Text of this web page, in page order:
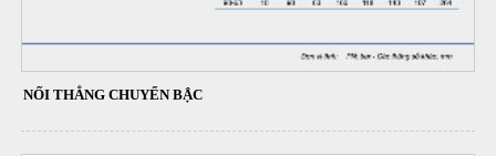
NỐI THẲNG CHUYỂN BẬC